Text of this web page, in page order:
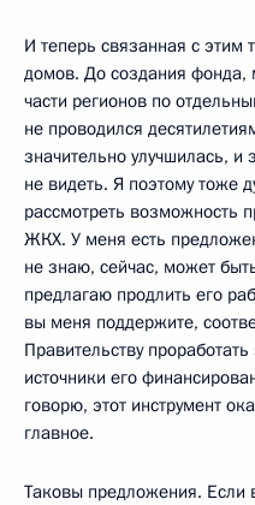
И теперь связанная с этим
домов. До создания фонда,
части регионов по
не проводился
значительно улучшилась, и
не видеть. Я поэтому тоже
рассмотреть возможность
ЖКХ. У меня есть
не знаю, сейчас, может
предлагаю продлить его
вы меня поддержите,
Правительству
источники его
говорю, этот инструмент
главное.
Таковы предложения. Если